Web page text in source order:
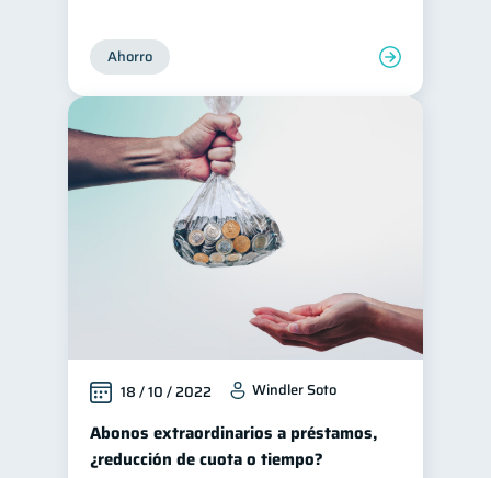
Ahorro
18 / 10 / 2022 Windler Soto
Abonos extraordinarios a préstamos,
¿reducción de cuota o tiempo?